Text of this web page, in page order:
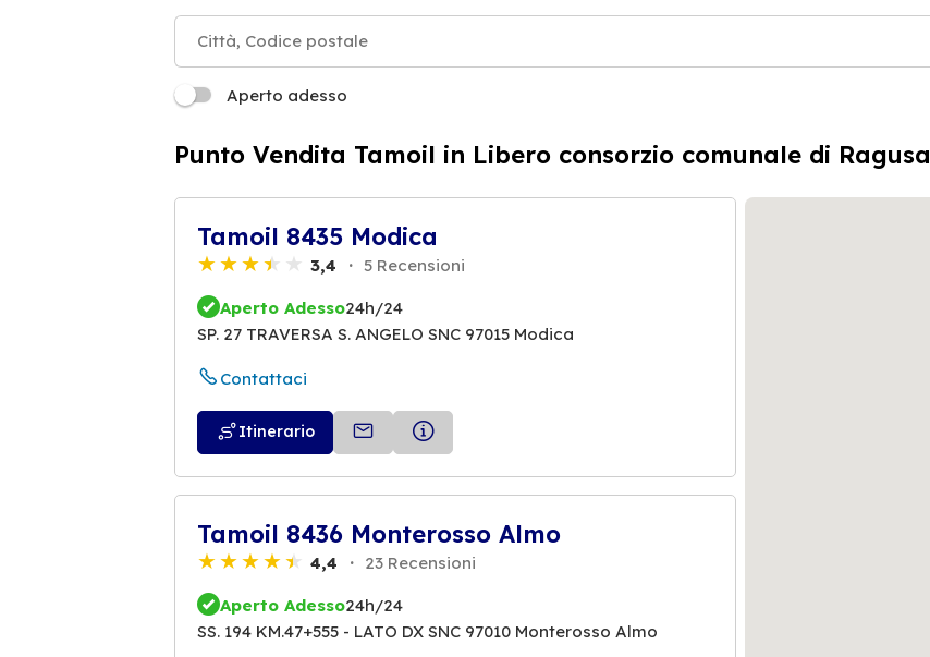
Aperto adesso
Punto Vendita Tamoil in Libero consorzio comunale di Ragusa
Tamoil 8435 Modica
3,4 5 Recensioni
Aperto Adesso24h/24
SP. 27 TRAVERSA S. ANGELO SNC 97015 Modica
Contattaci
Itinerario
Tamoil 8436 Monterosso Almo
4,4 23 Recensioni
Aperto Adesso24h/24
SS. 194 KM.47+555 - LATO DX SNC 97010 Monterosso Almo